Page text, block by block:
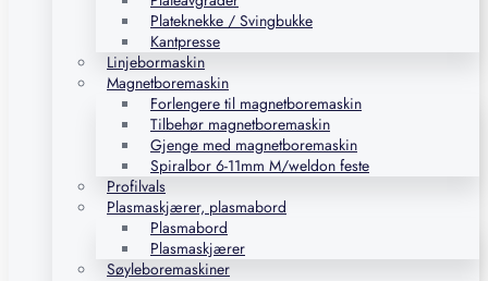
Plateknekke / Svingbukke
Kantpresse
Linjebormaskin
Magnetboremaskin
Forlengere til magnetboremaskin
Tilbehør magnetboremaskin
Gjenge med magnetboremaskin
Spiralbor 6-11mm M/weldon feste
Profilvals
Plasmaskjærer, plasmabord
Plasmabord
Plasmaskjærer
Søyleboremaskiner